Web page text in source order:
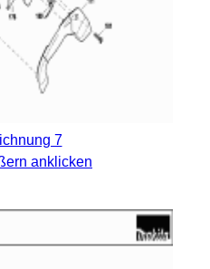
7
anklicken